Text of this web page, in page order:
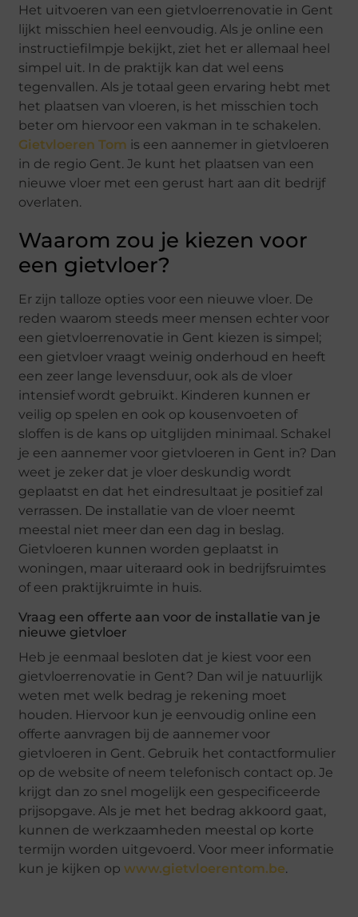
Het uitvoeren van een gietvloerrenovatie in Gent
lijkt misschien heel eenvoudig. Als je online een
instructiefilmpje bekijkt, ziet het er allemaal heel
simpel uit. In de praktijk kan dat wel eens
tegenvallen. Als je totaal geen ervaring hebt met
het plaatsen van vloeren, is het misschien toch
beter om hiervoor een vakman in te schakelen.
Gietvloeren Tom is een aannemer in gietvloeren
in de regio Gent. Je kunt het plaatsen van een
nieuwe vloer met een gerust hart aan dit bedrijf
overlaten.
Waarom zou je kiezen voor
een gietvloer?
Er zijn talloze opties voor een nieuwe vloer. De
reden waarom steeds meer mensen echter voor
een gietvloerrenovatie in Gent kiezen is simpel;
een gietvloer vraagt weinig onderhoud en heeft
een zeer lange levensduur, ook als de vloer
intensief wordt gebruikt. Kinderen kunnen er
veilig op spelen en ook op kousenvoeten of
sloffen is de kans op uitglijden minimaal. Schakel
je een aannemer voor gietvloeren in Gent in? Dan
weet je zeker dat je vloer deskundig wordt
geplaatst en dat het eindresultaat je positief zal
verrassen. De installatie van de vloer neemt
meestal niet meer dan een dag in beslag.
Gietvloeren kunnen worden geplaatst in
woningen, maar uiteraard ook in bedrijfsruimtes
of een praktijkruimte in huis.
Vraag een offerte aan voor de installatie van je
nieuwe gietvloer
Heb je eenmaal besloten dat je kiest voor een
gietvloerrenovatie in Gent? Dan wil je natuurlijk
weten met welk bedrag je rekening moet
houden. Hiervoor kun je eenvoudig online een
offerte aanvragen bij de aannemer voor
gietvloeren in Gent. Gebruik het contactformulier
op de website of neem telefonisch contact op. Je
krijgt dan zo snel mogelijk een gespecificeerde
prijsopgave. Als je met het bedrag akkoord gaat,
kunnen de werkzaamheden meestal op korte
termijn worden uitgevoerd. Voor meer informatie
kun je kijken opwww.gietvloerentom.be.